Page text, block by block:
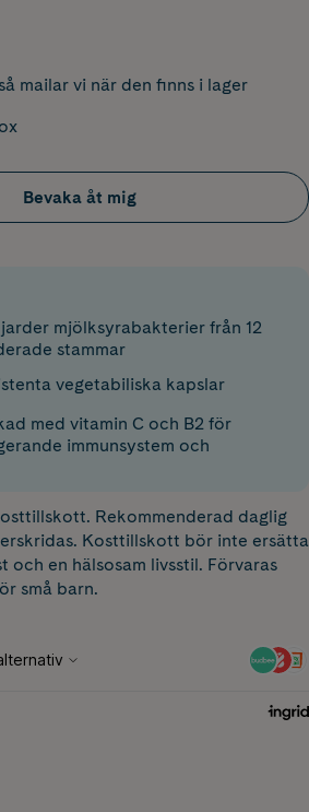
mailar vi när den finns i lager
Bevaka åt mig
mjölksyrabakterier från 12
stammar
vegetabiliska kapslar
med vitamin C och B2 för
immunsystem och
Rekommenderad daglig
Kosttillskott bör inte ersätta
och en hälsosam livsstil. Förvaras
små barn.